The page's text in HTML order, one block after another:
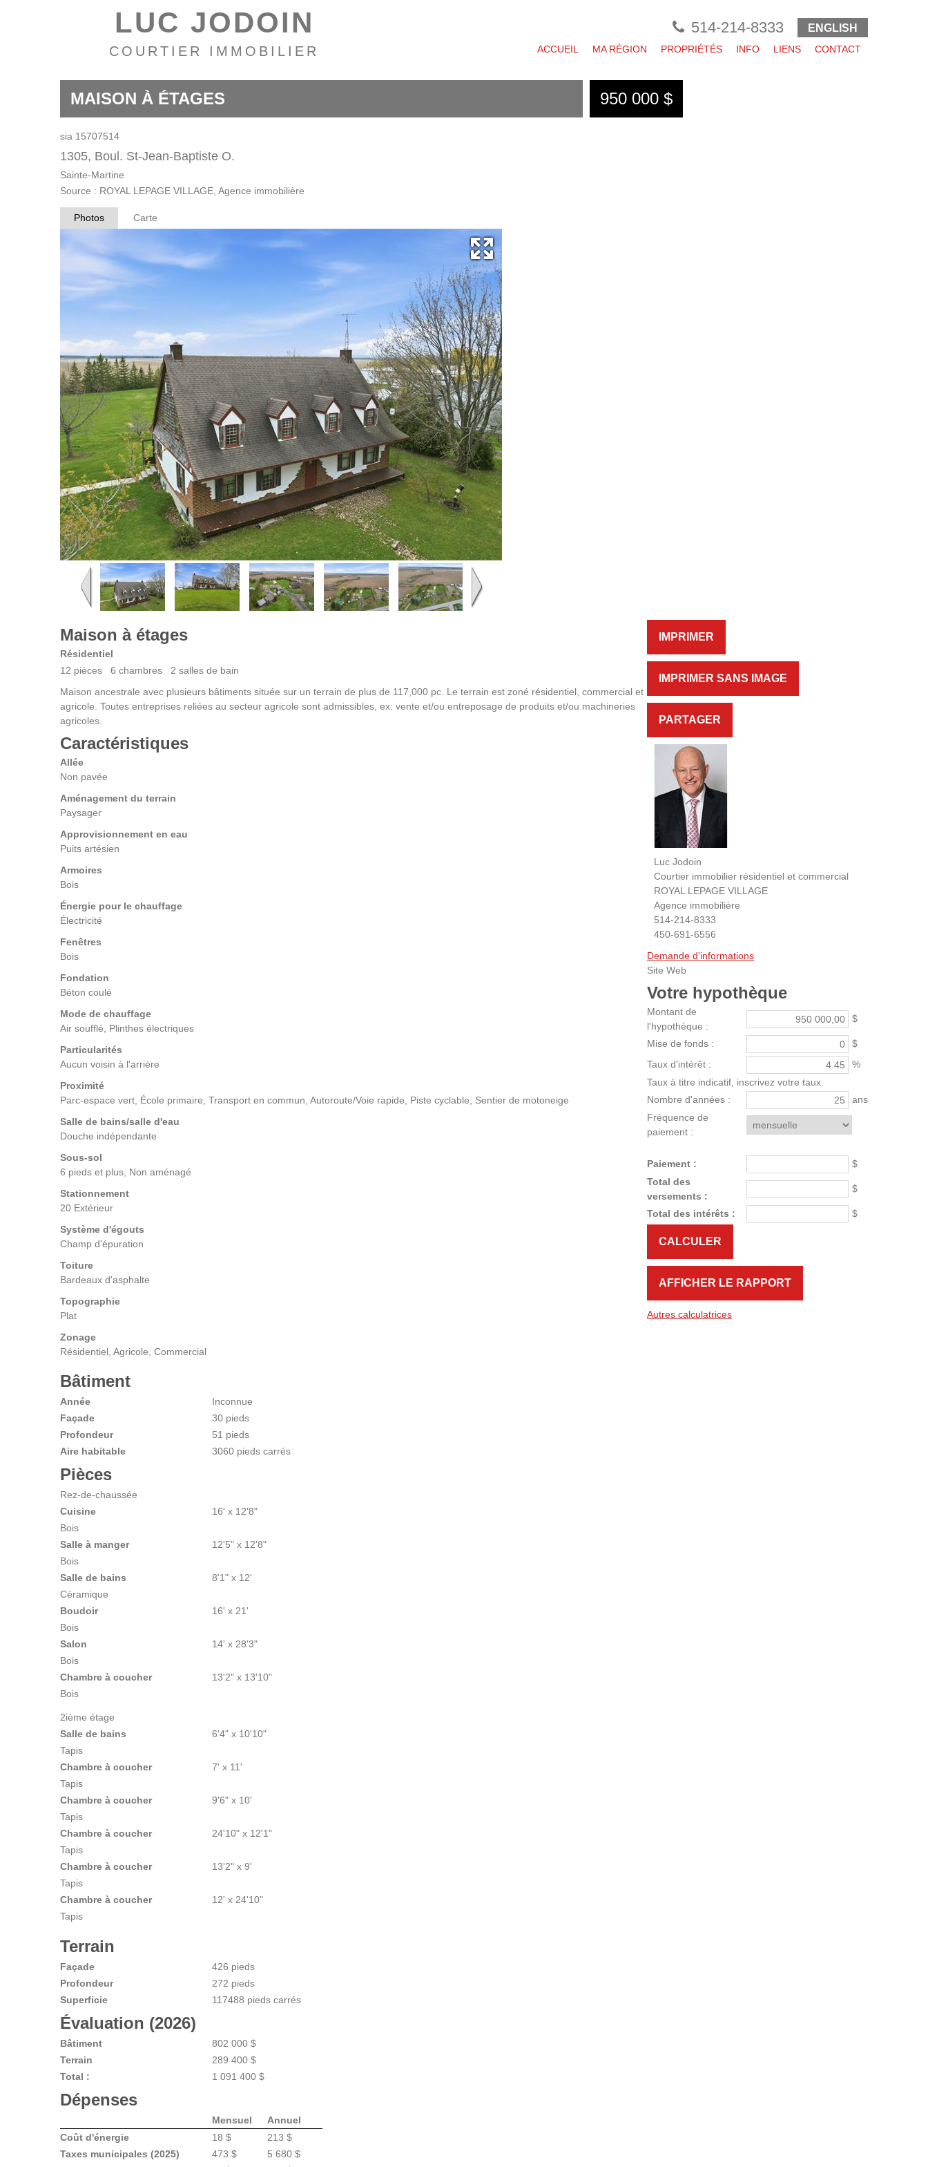
LUC JODOIN
COURTIER IMMOBILIER
514-214-8333 ENGLISH
ACCUEIL MA RÉGION PROPRIÉTÉS INFO LIENS CONTACT
MAISON À ÉTAGES
sia 15707514
950 000 $
1305, Boul. St-Jean-Baptiste O.
Sainte-Martine
Source : ROYAL LEPAGE VILLAGE, Agence immobilière
Photos Carte
Maison à étages
Résidentiel
12 pièces 6 chambres 2 salles de bain
Maison ancestrale avec plusieurs bâtiments située sur un terrain de plus de 117,000 pc. Le terrain est zoné résidentiel, commercial et
agricole. Toutes entreprises reliées au secteur agricole sont admissibles, ex: vente et/ou entreposage de produits et/ou machineries
agricoles.
Caractéristiques
Allée
Non pavée
Aménagement du terrain
Paysager
Approvisionnement en eau
Puits artésien
Armoires
Bois
Énergie pour le chauffage
Électricité
Fenêtres
Bois
Fondation
Béton coulé
Mode de chauffage
Air soufflé, Plinthes électriques
Particularités
Aucun voisin à l'arrière
Proximité
Parc-espace vert, École primaire, Transport en commun, Autoroute/Voie rapide, Piste cyclable, Sentier de motoneige
Salle de bains/salle d'eau
Douche indépendante
Sous-sol
6 pieds et plus, Non aménagé
Stationnement
20 Extérieur
Système d'égouts
Champ d'épuration
Toiture
Bardeaux d'asphalte
Topographie
Plat
Zonage
Résidentiel, Agricole, Commercial
Bâtiment
Année
Inconnue
Façade
30 pieds
Profondeur
51 pieds
Aire habitable
3060 pieds carrés
Pièces
Rez-de-chaussée
Cuisine
Bois
16' x 12'8"
Salle à manger
Bois
12'5" x 12'8"
Salle de bains
Céramique
8'1" x 12'
Boudoir
Bois
16' x 21'
Salon
Bois
14' x 28'3"
Chambre à coucher
Bois
13'2" x 13'10"
2ième étage
Salle de bains
Tapis
6'4" x 10'10"
Chambre à coucher
Tapis
7' x 11'
Chambre à coucher
Tapis
9'6" x 10'
Chambre à coucher
Tapis
24'10" x 12'1"
Chambre à coucher
Tapis
13'2" x 9'
Chambre à coucher
Tapis
12' x 24'10"
Terrain
Façade
426 pieds
Profondeur
272 pieds
Superficie
117488 pieds carrés
Évaluation (2026)
Bâtiment
802 000 $
Terrain
289 400 $
Total :
1 091 400 $
Dépenses
Mensuel
Annuel
Coût d'énergie
18 $
213 $
Taxes municipales (2025)
473 $
5 680 $
IMPRIMER
IMPRIMER SANS IMAGE
PARTAGER
Luc Jodoin
Courtier immobilier résidentiel et commercial
ROYAL LEPAGE VILLAGE
Agence immobilière
514-214-8333
450-691-6556
Demande d'informations
Site Web
Votre hypothèque
Montant de
l'hypothèque :
$
Mise de fonds :
$
Taux d'intérêt :
%
Taux à titre indicatif, inscrivez votre taux.
Nombre d'années :
ans
Fréquence de
paiement :
Paiement :
$
Total des
versements :
$
Total des intérêts : $
Autres calculatrices